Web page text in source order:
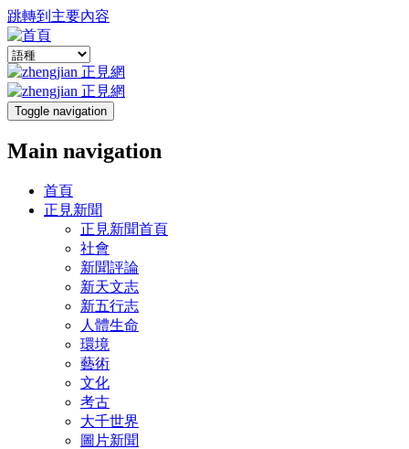
跳轉到主要內容
Toggle navigation
Main navigation
首頁
正見新聞
正見新聞首頁
社會
新聞評論
新天文志
新五行志
人體生命
環境
藝術
文化
考古
大千世界
圖片新聞